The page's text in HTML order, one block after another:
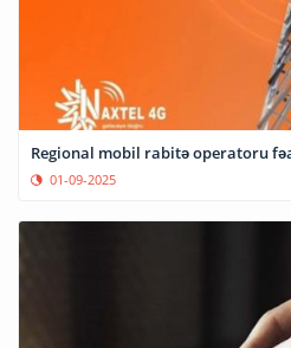
Regional mobil rabitə operatoru
01-09-2025